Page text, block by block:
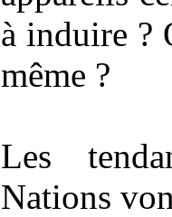
à induire ?
même ?
Les
Nations